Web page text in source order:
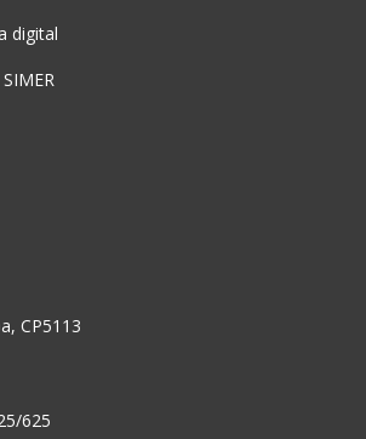
digital
CP5113
625